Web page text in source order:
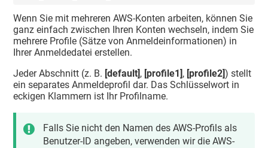
Wenn Sie mit mehreren AWS-Konten arbeiten, können Sie
ganz einfach zwischen Ihren Konten wechseln, indem Sie
mehrere Profile (Sätze von Anmeldeinformationen) in
Ihrer Anmeldedatei erstellen.
Jeder Abschnitt (z. B. [default], [profile1], [profile2]) stellt
ein separates Anmeldeprofil dar. Das Schlüsselwort in
eckigen Klammern ist Ihr Profilname.
Falls Sie nicht den Namen des AWS-Profils als
Benutzer-ID angeben, verwenden wir die AWS-